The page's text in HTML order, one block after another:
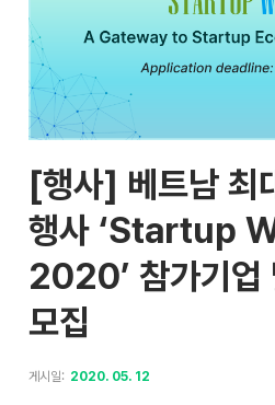
[행사] 베트남 최
행사 ‘Startup
2020’ 참가기업
모집
게시일: 2020. 05. 12